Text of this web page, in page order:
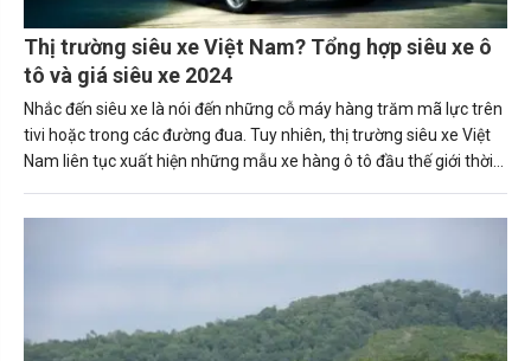
Thị trường siêu xe Việt Nam? Tổng hợp siêu xe ô
tô và giá siêu xe 2024
Nhắc đến siêu xe là nói đến những cỗ máy hàng trăm mã lực trên
tivi hoặc trong các đường đua. Tuy nhiên, thị trường siêu xe Việt
Nam liên tục xuất hiện những mẫu xe hàng ô tô đầu thế giới thời
cầu